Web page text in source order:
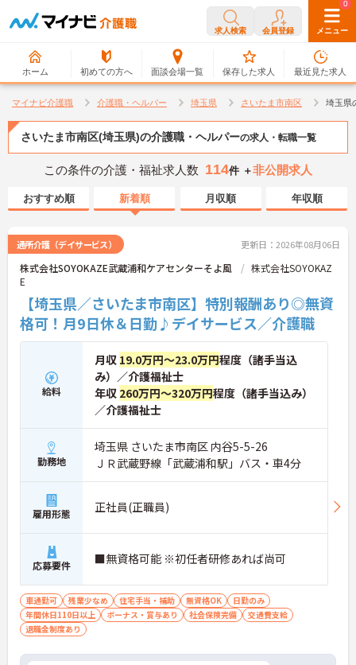
求人検索 会員登録 メニュー
ホーム 初めての方へ 面談会場一覧
0
保存した求人
0
最近見た求人
マイナビ介護職 介護職・ヘルパー 埼玉県 さいたま市南区 埼玉県
さいたま市南区(埼玉県)の介護職・ヘルパーの求人・転職一覧
この条件の介護・福祉求人数 114件 ＋非公開求人
おすすめ順 新着順 月収順 年収順
通所介護（デイサービス） 更新日：2026年08月06日
株式会社SOYOKAZE武蔵浦和ケアセンターそよ風
株式会社SOYOKAZ
E
【埼玉県／さいたま市南区】特別報酬あり◎無資
格可！月9日休＆日勤♪デイサービス／介護職
給料
月収 19.0万円～23.0万円程度（諸手当込
み）／介護福祉士
年収 260万円～320万円程度（諸手当込み）
／介護福祉士
勤務地
埼玉県 さいたま市南区 内谷5-5-26
ＪＲ武蔵野線「武蔵浦和駅」バス・車4分
雇用形態 正社員(正職員)
応募要件 ■無資格可能 ※初任者研修あれば尚可
車通勤可 残業少なめ 住宅手当・補助 無資格OK
日勤のみ
年間休日110日以上
ボーナス・賞与あり 社会保険完備
交通費支給
退職金制度あり